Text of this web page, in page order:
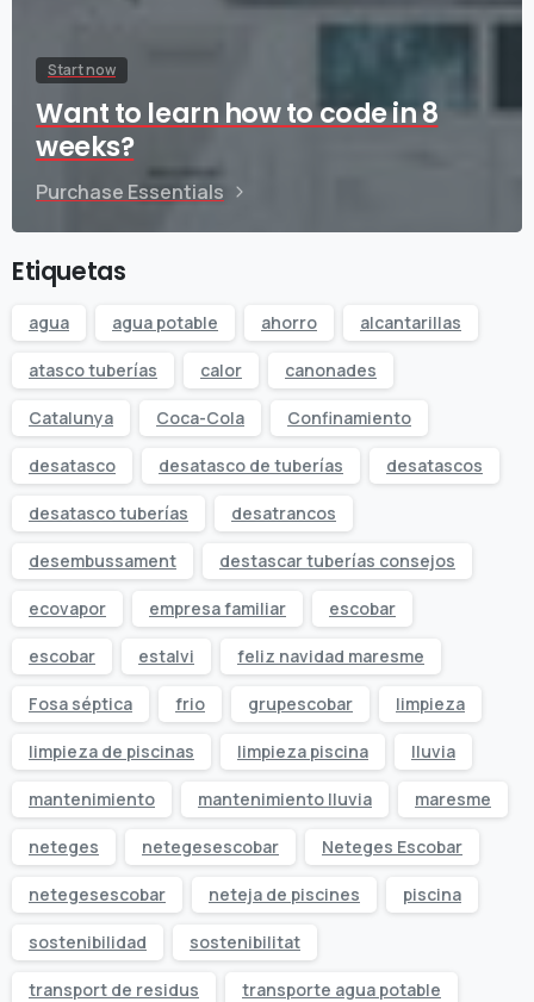
Start now
Want to learn how to code in 8
weeks?
Purchase Essentials
Etiquetas
agua agua potable ahorro alcantarillas
atasco tuberías calor canonades
Catalunya Coca-Cola Confinamiento
desatasco desatasco de tuberías desatascos
desatasco tuberías desatrancos
desembussament destascar tuberías consejos
ecovapor empresa familiar escobar
escobar estalvi feliz navidad maresme
Fosa séptica frio grupescobar limpieza
limpieza de piscinas limpieza piscina lluvia
mantenimiento mantenimiento lluvia maresme
neteges netegesescobar Neteges Escobar
netegesescobar neteja de piscines piscina
sostenibilidad sostenibilitat
transport de residus transporte agua potable